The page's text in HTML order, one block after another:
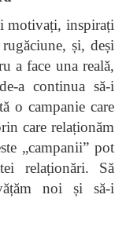
inspirați
și, deși
a face una reală,
a continua să-i
o campanie care
care relaționăm
„campanii” pot
relaționări. Să
noi și să-i